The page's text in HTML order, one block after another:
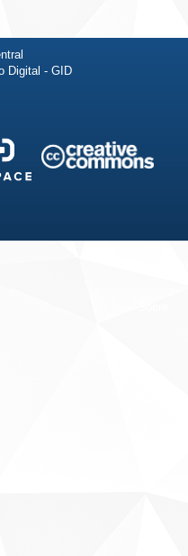
Digital - GID